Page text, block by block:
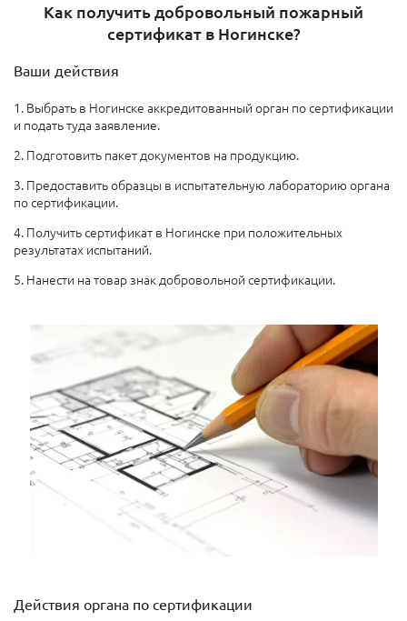
Как получить добровольный пожарный
сертификат в Ногинске?
Ваши действия
1. Выбрать в Ногинске аккредитованный орган по сертификации
и подать туда заявление.
2. Подготовить пакет документов на продукцию.
3. Предоставить образцы в испытательную лабораторию органа
по сертификации.
4. Получить сертификат в Ногинске при положительных
результатах испытаний.
5. Нанести на товар знак добровольной сертификации.
Действия органа по сертификации